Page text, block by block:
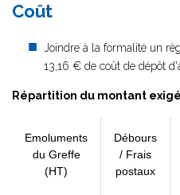
Coût
Joindre à la formalité un
13,16 € de coût de dépôt
Répartition du montant
Emoluments
du Greffe
(HT)
Débours
/ Frais
postaux